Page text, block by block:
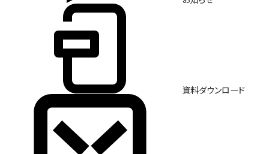
資料ダウンロード